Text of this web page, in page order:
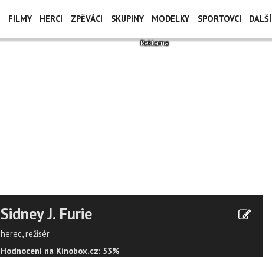
FILMY HERCI ZPĚVÁCI SKUPINY MODELKY SPORTOVCI DALŠÍ
Sidney J. Furie
herec, režisér
Hodnocení na Kinobox.cz: 53%